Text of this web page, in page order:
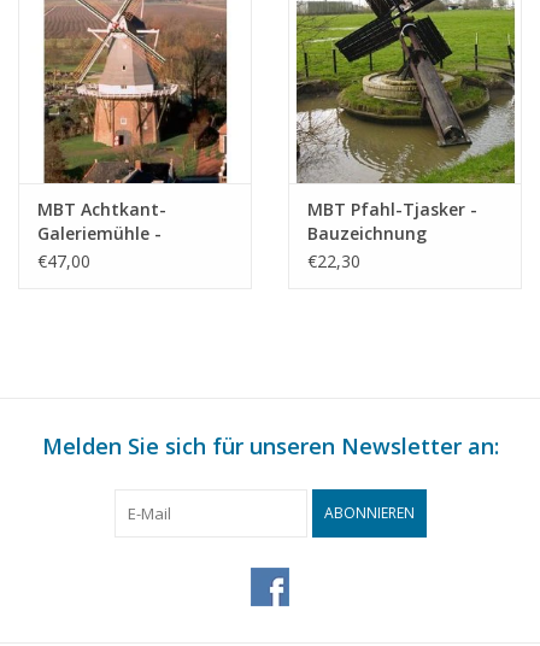
MBT Achtkant-
Galeriemühle -
Bauzeichnung
€47,00
MBT Pfahl-Tjasker -
Bauzeichnung
Maßstab 1 : 20
€22,30
Melden Sie sich für unseren Newsletter an:
ABONNIEREN